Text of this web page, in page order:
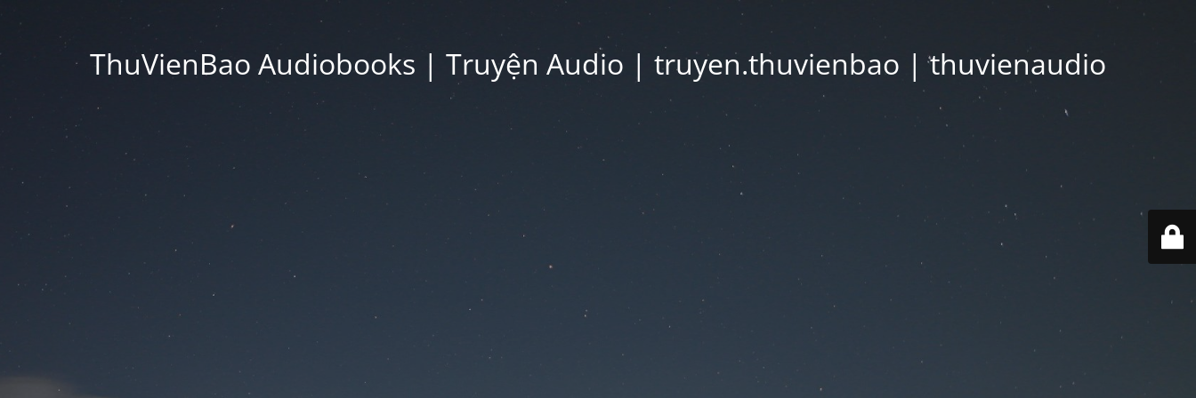
ThuVienBao Audiobooks | Truyện Audio | truyen.thuvienbao | thuvienaudio